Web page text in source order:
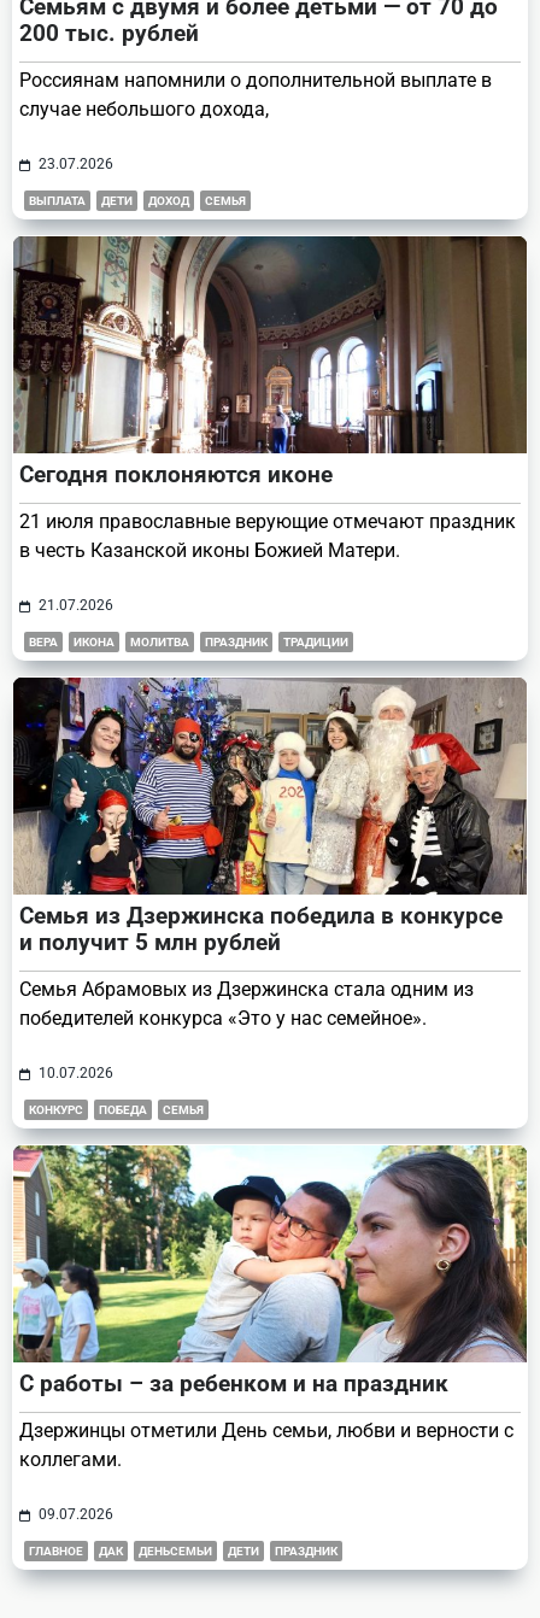
Семьям с двумя и более детьми — от 70 до
200 тыс. рублей
Россиянам напомнили о дополнительной выплате в
случае небольшого дохода,
23.07.2026
ВЫПЛАТА ДЕТИ ДОХОД СЕМЬЯ
Сегодня поклоняются иконе
21 июля православные верующие отмечают праздник
в честь Казанской иконы Божией Матери.
21.07.2026
ВЕРА ИКОНА МОЛИТВА ПРАЗДНИК ТРАДИЦИИ
Семья из Дзержинска победила в конкурсе
и получит 5 млн рублей
Семья Абрамовых из Дзержинска стала одним из
победителей конкурса «Это у нас семейное».
10.07.2026
КОНКУРС ПОБЕДА СЕМЬЯ
С работы – за ребенком и на праздник
Дзержинцы отметили День семьи, любви и верности с
коллегами.
09.07.2026
ГЛАВНОЕ ДАК ДЕНЬСЕМЬИ ДЕТИ ПРАЗДНИК